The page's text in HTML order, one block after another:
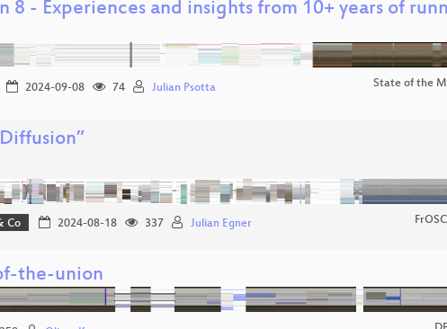
8 - Experiences and insights from 10+ years of
2024-09-08 74 Julian Psotta State of the
Co 2024-08-18 337 Julian Egner
the-union